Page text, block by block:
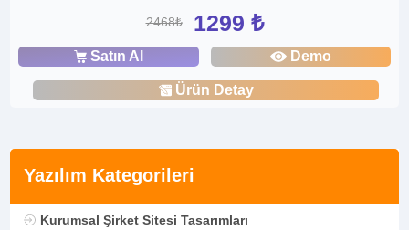
Yazılım Kategorileri
Kurumsal Şirket Sitesi Tasarımları
2468₺ 1299 ₺
Satın Al Demo
Ürün Detay